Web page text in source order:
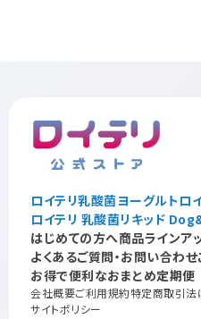
ロイテリ乳酸菌ヨーグルトロ
ロイテリ 乳酸菌リキッド
はじめての方へ商品ラインア
よくあるご質問・お問い合わせ
お得で便利なおまとめ定期便
会社概要ご利用規約特定商取引法
サイトポリシー